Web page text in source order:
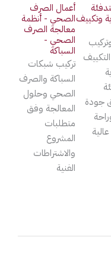
أعمال الصرف
الصحي - أنظمة
معالجة الصرف
الصحي -
السباكة
تركيب شبكات
السباكة والصرف
الصحي وحلول
المعالجة وفق
متطلبات
المشروع
والاشتراطات
الفنية
وتكييف
جودة